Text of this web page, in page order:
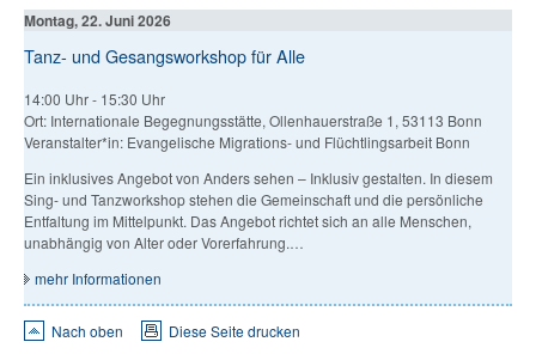
Montag, 22. Juni 2026
Tanz- und Gesangsworkshop für Alle
14:00 Uhr- 15:30 Uhr
Ort: Internationale Begegnungsstätte, Ollenhauerstraße 1, 53113 Bonn
Veranstalter*in: Evangelische Migrations- und Flüchtlingsarbeit Bonn
Ein inklusives Angebot von Anders sehen – Inklusiv gestalten. In diesem
Sing- und Tanzworkshop stehen die Gemeinschaft und die persönliche
Entfaltung im Mittelpunkt. Das Angebot richtet sich an alle Menschen,
unabhängig von Alter oder Vorerfahrung.…
mehr Informationen
Nach oben Diese Seite drucken